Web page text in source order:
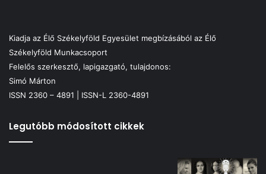
Kiadja az Élő Székelyföld Egyesület megbízásából az Élő
Székelyföld Munkacsoport
Felelős szerkesztő, lapigazgató, tulajdonos:
Simó Márton
ISSN 2360 – 4891 | ISSN-L 2360-4891
Legutóbb módosított cikkek